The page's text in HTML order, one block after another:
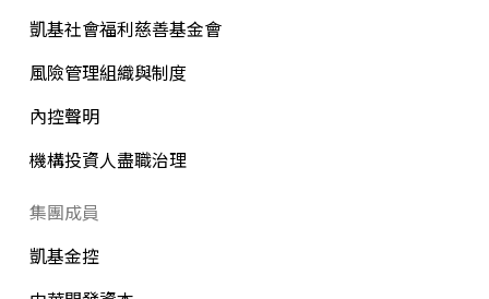
凱基社會福利慈善基金會
風險管理組織與制度
內控聲明
機構投資人盡職治理
集團成員
凱基金控